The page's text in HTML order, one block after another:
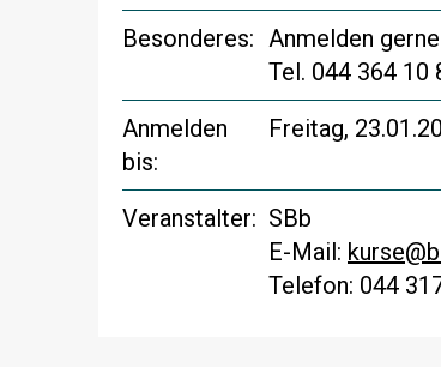
Besonderes: Anmelden
Tel. 044 364 10
Anmelden
bis:
Freitag,
Veranstalter: SBb
E-Mail:
Telefon: 044